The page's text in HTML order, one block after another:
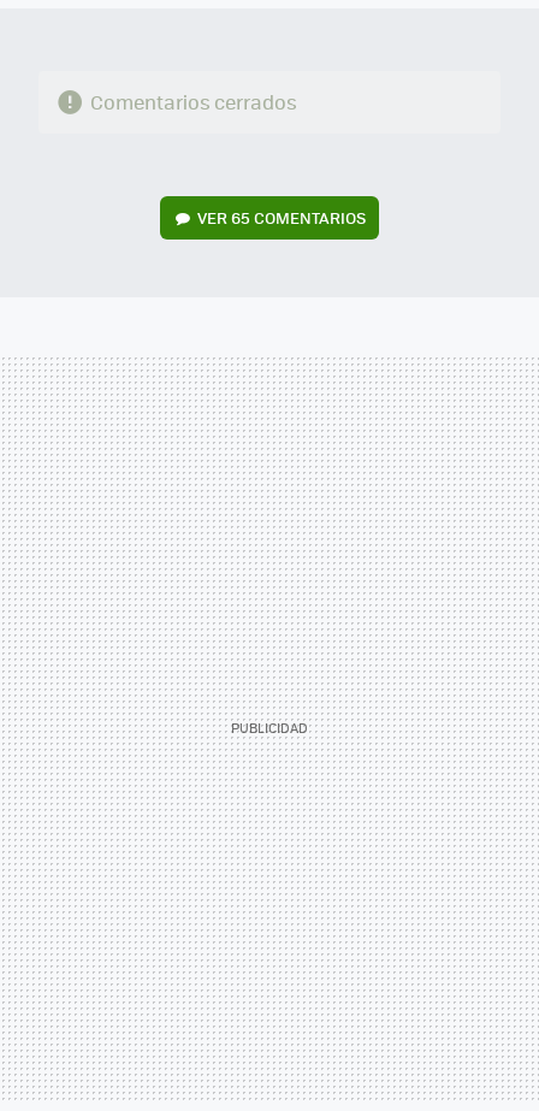
Comentarios cerrados
VER65 COMENTARIOS